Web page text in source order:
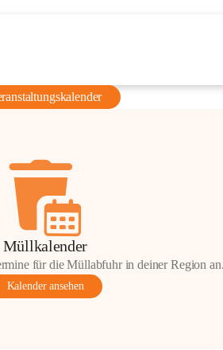
Müllkalender
für die Müllabfuhr in deiner Region an.
Kalender ansehen